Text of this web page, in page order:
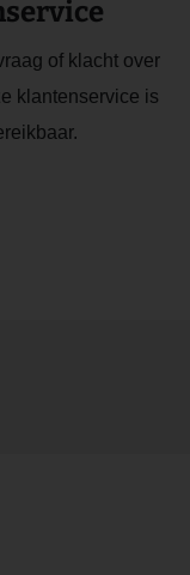
of klacht over
klantenservice is